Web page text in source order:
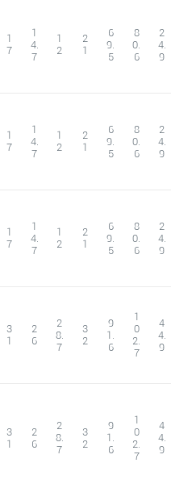
1
7
1
4.
7
1
2
2
1
6
9.
5
8
0.
6
2
4.
9
1
7
1
4.
7
1
2
2
1
6
9.
5
8
0.
6
2
4.
9
1
7
1
4.
7
1
2
2
1
6
9.
5
8
0.
6
2
4.
9
3
1
2
6
2
8.
7
3
2
9
1.
6
1
0
2.
7
4
4.
9
3
1
2
6
2
8.
7
3
2
9
1.
6
1
0
2.
7
4
4.
9